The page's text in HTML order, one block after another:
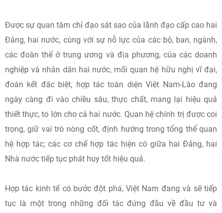
Được sự quan tâm chỉ đạo sát sao của lãnh đạo cấp cao hai
Đảng, hai nước, cùng với sự nỗ lực của các bộ, ban, ngành,
các đoàn thể ở trung ương và địa phương, của các doanh
nghiệp và nhân dân hai nước, mối quan hệ hữu nghị vĩ đại,
đoàn kết đặc biệt, hợp tác toàn diện Việt Nam-Lào đang
ngày càng đi vào chiều sâu, thực chất, mang lại hiệu quả
thiết thực, to lớn cho cả hai nước. Quan hệ chính trị được coi
trọng, giữ vai trò nòng cốt, định hướng trong tổng thể quan
hệ hợp tác; các cơ chế hợp tác hiện có giữa hai Đảng, hai
Nhà nước tiếp tục phát huy tốt hiệu quả.
Hợp tác kinh tế có bước đột phá, Việt Nam đang và sẽ tiếp
tục là một trong những đối tác đứng đầu về đầu tư và